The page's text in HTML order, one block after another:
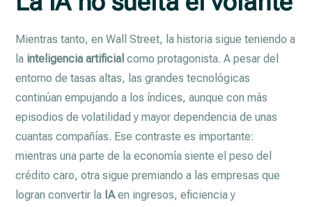
Mientras tanto, en Wall Street, la historia sigue teniendo a
la inteligencia artificial como protagonista. A pesar del
entorno de tasas altas, las grandes tecnológicas
continúan empujando a los índices, aunque con más
episodios de volatilidad y mayor dependencia de unas
cuantas compañías. Ese contraste es importante:
mientras una parte de la economía siente el peso del
crédito caro, otra sigue premiando a las empresas que
logran convertir la IAen ingresos, eficiencia y